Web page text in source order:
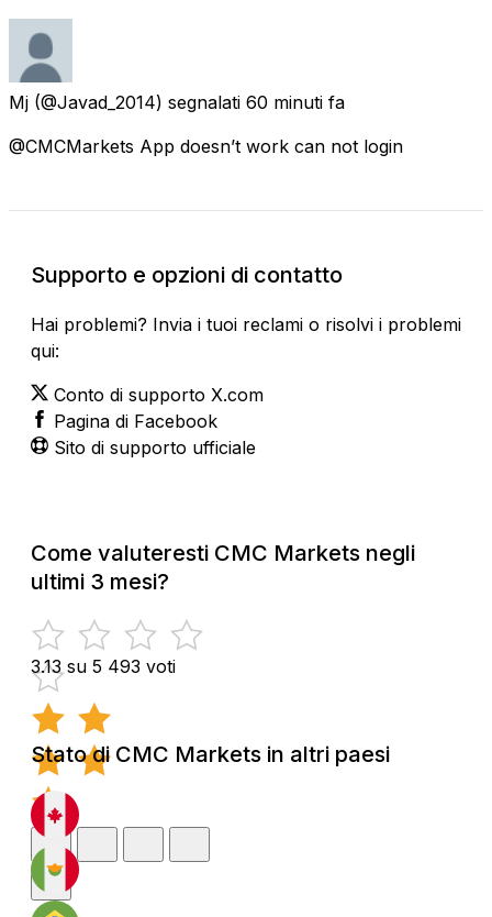
Mj (@Javad_2014) segnalati 60 minuti fa
@CMCMarkets App doesn’t work can not login
Supporto e opzioni di contatto
Hai problemi? Invia i tuoi reclami o risolvi i problemi
qui:
Conto di supporto X.com
Pagina di Facebook
Sito di supporto ufficiale
Come valuteresti CMC Markets negli
ultimi 3 mesi?
3.13 su 5 493 voti
Stato di CMC Markets in altri paesi